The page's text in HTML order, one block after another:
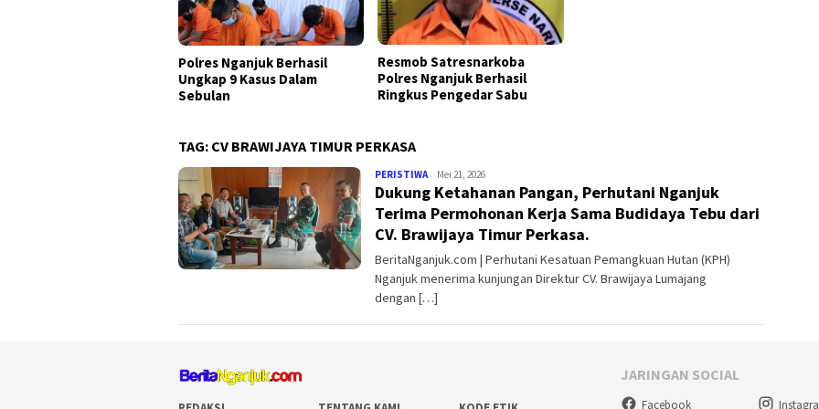
Polres Nganjuk Berhasil
Ungkap 9 Kasus Dalam
Sebulan
Resmob Satresnarkoba
Polres Nganjuk Berhasil
Ringkus Pengedar Sabu
TAG: CV BRAWIJAYA TIMUR PERKASA
PERISTIWAdicky
wahyudi
Mei 21, 2026
Dukung Ketahanan Pangan, Perhutani Nganjuk
Terima Permohonan Kerja Sama Budidaya Tebu dari
CV. Brawijaya Timur Perkasa.
BeritaNganjuk.com | Perhutani Kesatuan Pemangkuan Hutan (KPH)
Nganjuk menerima kunjungan Direktur CV. Brawijaya Lumajang
dengan […]
JARINGAN SOCIAL
Facebook